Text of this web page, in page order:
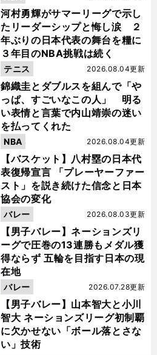
河村勇輝がサマーリーグで示し
たリーダーシップと悔し涙 ２
年ぶりの日本代表の舞台を糧に
３年目のNBA挑戦は続く
錦織圭とダブルスを組んで「や
っぱ、すごいなこの人」 明る
い表情と言葉で内山靖崇の迷い
を払ってくれた
2026.08.04更新
テニス
【バスケット】八村塁の日本代
表復帰宣言 「プレーヤーファー
スト」を説き続けた信念と日本
協会の変化
2026.08.04更新
NBA
【男子バレー】ネーションズリ
ーグで圧巻の13連勝もメダル獲
得ならず 五輪を目指す日本の現
在地
2026.08.03更新
バレー
【男子バレー】山本智大と小川
智大 ネーションズリーグ初制覇
に欠かせない「ボール落とさな
い」技術
2026.07.28更新
バレー